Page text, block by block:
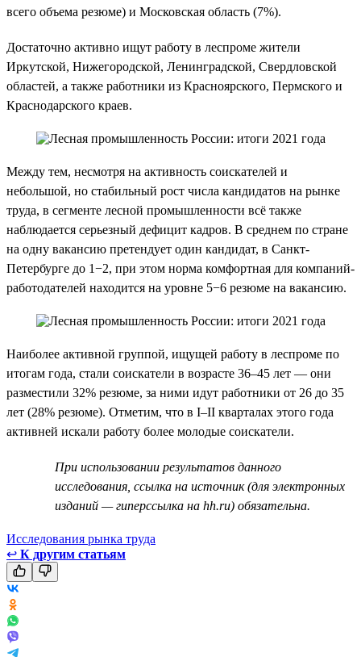
всего объема резюме) и Московская область (7%).
Достаточно активно ищут работу в леспроме жители
Иркутской, Нижегородской, Ленинградской, Свердловской
областей, а также работники из Красноярского, Пермского и
Краснодарского краев.
Между тем, несмотря на активность соискателей и
небольшой, но стабильный рост числа кандидатов на рынке
труда, в сегменте лесной промышленности всё также
наблюдается серьезный дефицит кадров. В среднем по стране
на одну вакансию претендует один кандидат, в Санкт-
Петербурге до 1−2, при этом норма комфортная для компаний-
работодателей находится на уровне 5−6 резюме на вакансию.
Наиболее активной группой, ищущей работу в леспроме по
итогам года, стали соискатели в возрасте 36–45 лет — они
разместили 32% резюме, за ними идут работники от 26 до 35
лет (28% резюме). Отметим, что в I–II кварталах этого года
активней искали работу более молодые соискатели.
При использовании результатов данного
исследования, ссылка на источник (для электронных
изданий — гиперссылка на hh.ru) обязательна.
Исследования рынка труда
↩ К другим статьям